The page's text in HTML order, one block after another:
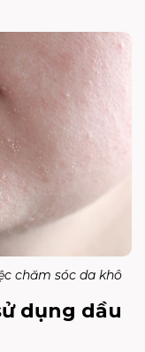
chăm sóc da khô
dụng dầu